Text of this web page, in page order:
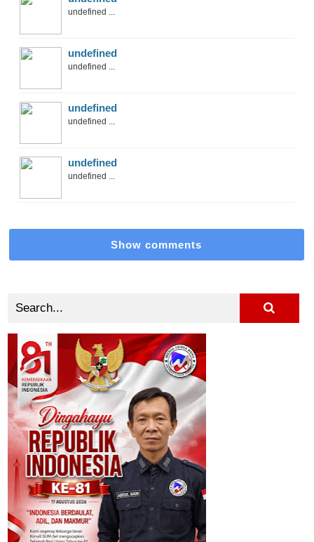
undefined ...
undefined
undefined ...
undefined
undefined ...
undefined
undefined ...
Show comments